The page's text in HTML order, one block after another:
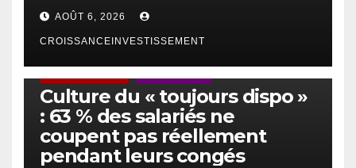
AOÛT 6, 2026
CROISSANCEINVESTISSEMENT
Culture du « toujours dispo »
: 63 % des salariés ne
coupent pas réellement
pendant leurs congés